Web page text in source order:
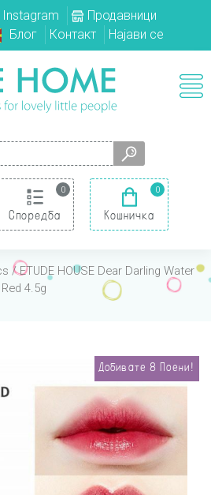
Instagram
Продавници
Блог
Контакт Најави се
0
Споредба
0
Кошничка
/ ETUDE HOUSE Dear Darling Water
4.5g
Добивате8 Поени!